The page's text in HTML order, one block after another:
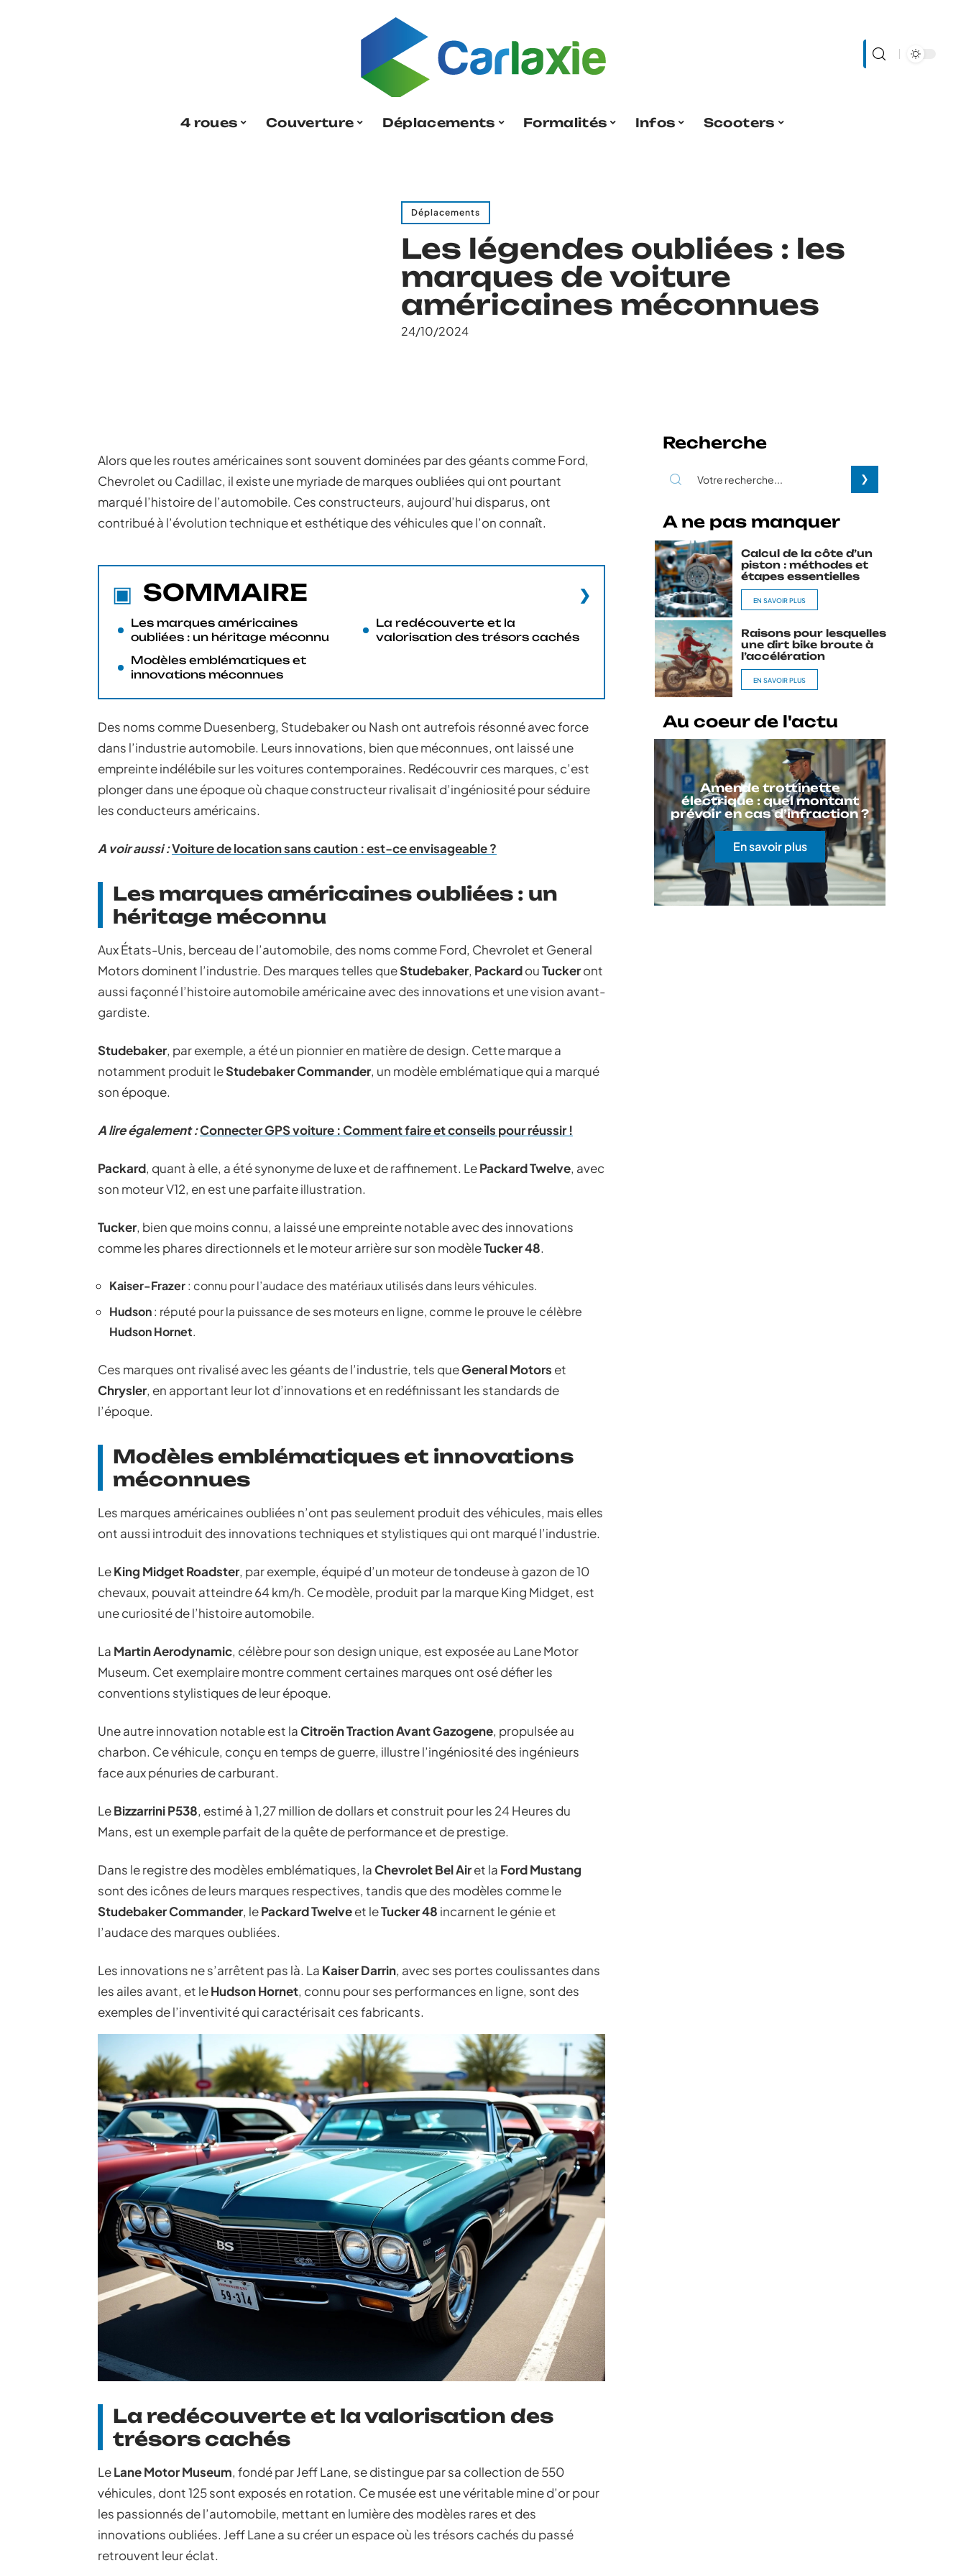
4 roues Couverture Déplacements Formalités Infos Scooters
Déplacements
Les légendes oubliées : les
marques de voiture
américaines méconnues
24/10/2024
Alors que les routes américaines sont souvent dominées par des géants comme Ford,
Chevrolet ou Cadillac, il existe une myriade de marques oubliées qui ont pourtant
marqué l’histoire de l’automobile. Ces constructeurs, aujourd’hui disparus, ont
contribué à l’évolution technique et esthétique des véhicules que l’on connaît.
SOMMAIRE
Les marques américaines
oubliées : un héritage méconnu
Modèles emblématiques et
innovations méconnues
La redécouverte et la
valorisation des trésors cachés
Des noms comme Duesenberg, Studebaker ou Nash ont autrefois résonné avec force
dans l’industrie automobile. Leurs innovations, bien que méconnues, ont laissé une
empreinte indélébile sur les voitures contemporaines. Redécouvrir ces marques, c’est
plonger dans une époque où chaque constructeur rivalisait d’ingéniosité pour séduire
les conducteurs américains.
A voir aussi :Voiture de location sans caution : est-ce envisageable ?
Les marques américaines oubliées : un
héritage méconnu
Aux États-Unis, berceau de l’automobile, des noms comme Ford, Chevrolet et General
Motors dominent l’industrie. Des marques telles queStudebaker, PackardouTuckeront
aussi façonné l’histoire automobile américaine avec des innovations et une vision avant-
gardiste.
Studebaker, par exemple, a été un pionnier en matière de design. Cette marque a
notamment produit leStudebaker Commander, un modèle emblématique qui a marqué
son époque.
A lire également :Connecter GPS voiture : Comment faire et conseils pour réussir !
Packard, quant à elle, a été synonyme de luxe et de raffinement. LePackard Twelve, avec
son moteur V12, en est une parfaite illustration.
Tucker, bien que moins connu, a laissé une empreinte notable avec des innovations
comme les phares directionnels et le moteur arrière sur son modèleTucker 48.
Kaiser-Frazer: connu pour l’audace des matériaux utilisés dans leurs véhicules.
Hudson: réputé pour la puissance de ses moteurs en ligne, comme le prouve le célèbre
Hudson Hornet.
Ces marques ont rivalisé avec les géants de l’industrie, tels queGeneral Motors et
Chrysler, en apportant leur lot d’innovations et en redéfinissant les standards de
l’époque.
Modèles emblématiques et innovations
méconnues
Les marques américaines oubliées n’ont pas seulement produit des véhicules, mais elles
ont aussi introduit des innovations techniques et stylistiques qui ont marqué l’industrie.
LeKing Midget Roadster, par exemple, équipé d’un moteur de tondeuse à gazon de 10
chevaux, pouvait atteindre 64 km/h. Ce modèle, produit par la marque King Midget, est
une curiosité de l’histoire automobile.
La Martin Aerodynamic, célèbre pour son design unique, est exposée au Lane Motor
Museum. Cet exemplaire montre comment certaines marques ont osé défier les
conventions stylistiques de leur époque.
Une autre innovation notable est laCitroën Traction Avant Gazogene, propulsée au
charbon. Ce véhicule, conçu en temps de guerre, illustre l’ingéniosité des ingénieurs
face aux pénuries de carburant.
LeBizzarrini P538, estimé à 1,27 million de dollars et construit pour les 24 Heures du
Mans, est un exemple parfait de la quête de performance et de prestige.
Dans le registre des modèles emblématiques, laChevrolet Bel Airet la Ford Mustang
sont des icônes de leurs marques respectives, tandis que des modèles comme le
Studebaker Commander, lePackard Twelveet leTucker 48 incarnent le génie et
l’audace des marques oubliées.
Les innovations ne s’arrêtent pas là. La Kaiser Darrin, avec ses portes coulissantes dans
les ailes avant, et leHudson Hornet, connu pour ses performances en ligne, sont des
exemples de l’inventivité qui caractérisait ces fabricants.
La redécouverte et la valorisation des
trésors cachés
LeLane Motor Museum, fondé par Jeff Lane, se distingue par sa collection de 550
véhicules, dont 125 sont exposés en rotation. Ce musée est une véritable mine d’or pour
les passionnés de l’automobile, mettant en lumière des modèles rares et des
innovations oubliées. Jeff Lane a su créer un espace où les trésors cachés du passé
retrouvent leur éclat.
Recherche
A ne pas manquer
Calcul de la côte d’un
piston : méthodes et
étapes essentielles
EN SAVOIR PLUS
Raisons pour lesquelles
une dirt bike broute à
l’accélération
EN SAVOIR PLUS
Au coeur de l'actu
Amende trottinette
électrique : quel montant
prévoir en cas d’infraction ?
En savoir plus